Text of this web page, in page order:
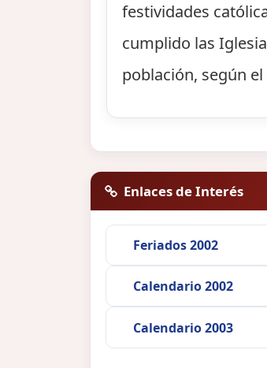
festividades
cumplido las
población, según el
Enlaces de Interés
Feriados 2002
Calendario 2002
Calendario 2003